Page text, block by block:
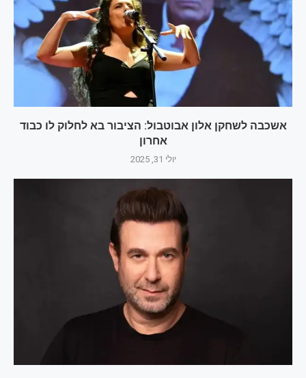
אשכבה לשחקן אלון אבוטבול: הציבור בא לחלוק לו כבוד
אחרון
יולי 31, 2025